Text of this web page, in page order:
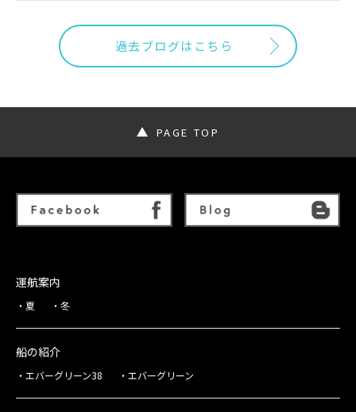
過去ブログはこちら
PAGE TOP
運航案内
夏 冬
船の紹介
エバーグリーン38 エバーグリーン